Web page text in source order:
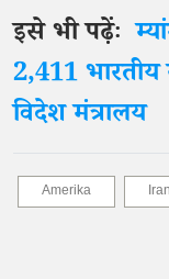
इसे भी पढ़ेंः
2,411
विदेश मंत्रालय
Amerika Iran